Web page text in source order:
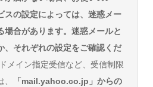
スの設定によっては、迷惑メー
場合があります。迷惑メールと
、それぞれの設定をご確認くだ
メイン指定受信など、受信制限
「mail.yahoo.co.jp」からの